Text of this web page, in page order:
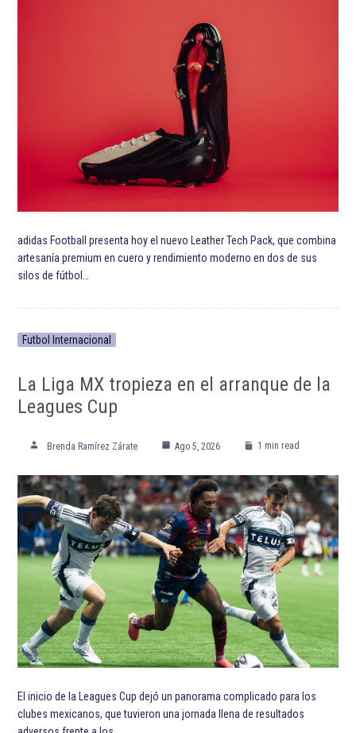
adidas Football presenta hoy el nuevo Leather Tech Pack, que combina
artesanía premium en cuero y rendimiento moderno en dos de sus
silos de fútbol…
Futbol Internacional
La Liga MX tropieza en el arranque de la
Leagues Cup
Brenda Ramírez Zárate Ago 5, 2026 1 min read
El inicio de la Leagues Cup dejó un panorama complicado para los
clubes mexicanos, que tuvieron una jornada llena de resultados